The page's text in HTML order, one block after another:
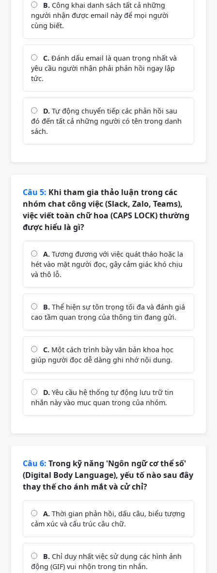
B. Công khai danh sách tất cả những
người nhận được email này để mọi người
cùng biết.
C. Đánh dấu email là quan trọng nhất và
yêu cầu người nhận phải phản hồi ngay lập
tức.
D. Tự động chuyển tiếp các phản hồi sau
đó đến tất cả những người có tên trong danh
sách.
Câu 5: Khi tham gia thảo luận trong các
nhóm chat công việc (Slack, Zalo, Teams),
việc viết toàn chữ hoa (CAPS LOCK) thường
được hiểu là gì?
A. Tương đương với việc quát tháo hoặc la
hét vào mặt người đọc, gây cảm giác khó chịu
và thô lỗ.
B. Thể hiện sự tôn trọng tối đa và đánh giá
cao tầm quan trọng của thông tin đang gửi.
C. Một cách trình bày văn bản khoa học
giúp người đọc dễ dàng ghi nhớ nội dung.
D. Yêu cầu hệ thống tự động lưu trữ tin
nhắn này vào mục quan trọng của nhóm.
Câu 6: Trong kỹ năng 'Ngôn ngữ cơ thể số'
(Digital Body Language), yếu tố nào sau đây
thay thế cho ánh mắt và cử chỉ?
A. Thời gian phản hồi, dấu câu, biểu tượng
cảm xúc và cấu trúc câu chữ.
B. Chỉ duy nhất việc sử dụng các hình ảnh
động (GIF) vui nhộn trong tin nhắn.